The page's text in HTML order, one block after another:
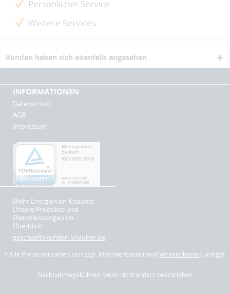
Persönlicher Service
Weitere Services
Kunden haben sich ebenfalls angesehen
INFORMATIONEN
Datenschutz
AGB
Impressum
Mehr Energie von Knauber…
Unsere Produkte und
Dienstleistungen im
Überblick:
geschaeftskunden.knauber.de
* Alle Preise verstehen sich zzgl. Mehrwertsteuer und Versandkosten und ggf.
Nachnahmegebühren, wenn nicht anders beschrieben